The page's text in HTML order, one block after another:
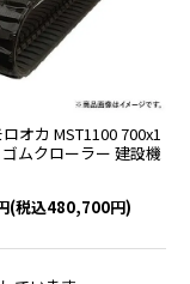
オカ MST1100 700x1
ムクローラー 建設機
(税込480,700円)